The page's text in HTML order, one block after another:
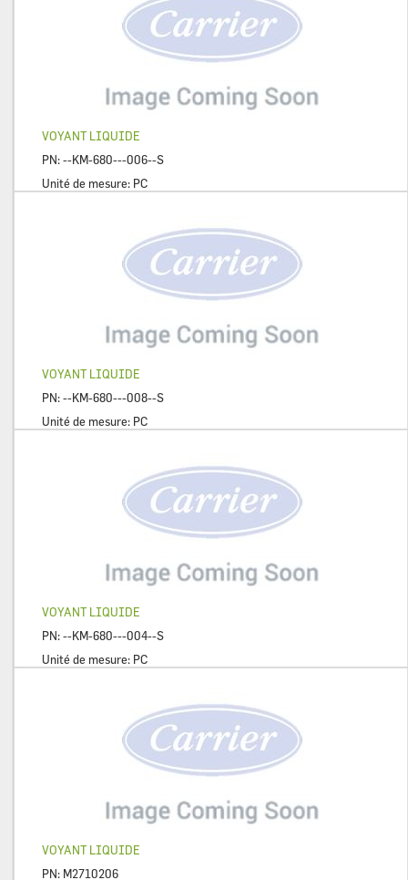
VOYANT LIQUIDE
PN:--KM-680---006--S
Unité de mesure: PC
VOYANT LIQUIDE
PN:--KM-680---008--S
Unité de mesure: PC
VOYANT LIQUIDE
PN:--KM-680---004--S
Unité de mesure: PC
VOYANT LIQUIDE
PN: M2710206